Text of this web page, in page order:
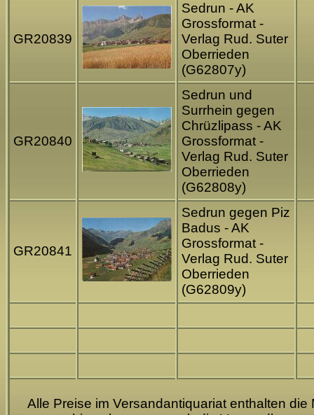
GR20839
Sedrun - AK
Grossformat -
Verlag Rud. Suter
Oberrieden
(G62807y)
GR20840
Sedrun und
Surrhein gegen
Chrüzlipass - AK
Grossformat -
Verlag Rud. Suter
Oberrieden
(G62808y)
GR20841
Sedrun gegen Piz
Badus - AK
Grossformat -
Verlag Rud. Suter
Oberrieden
(G62809y)
Alle Preise im Versandantiquariat enthalten die